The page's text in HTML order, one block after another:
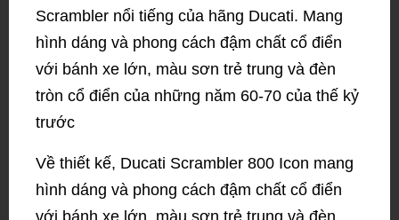
Scrambler nổi tiếng của hãng Ducati. Mang
hình dáng và phong cách đậm chất cổ điển
với bánh xe lớn, màu sơn trẻ trung và đèn
tròn cổ điển của những năm 60-70 của thế kỷ
trước
Về thiết kế, Ducati Scrambler 800 Icon mang
hình dáng và phong cách đậm chất cổ điển
với bánh xe lớn, màu sơn trẻ trung và đèn